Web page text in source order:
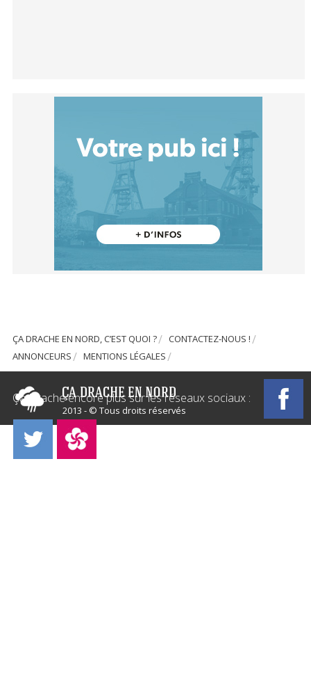
ÇA DRACHE EN NORD, C’EST QUOI ?
CONTACTEZ-NOUS !
ANNONCEURS
MENTIONS LÉGALES
2013 - © Tous droits réservés
Ça Drache encore plus sur les réseaux sociaux :